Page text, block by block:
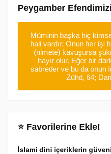
Peygamber
Müminin başka hiç
hali vardır; Onun her işi
(nimete) kavuşursa
hayır olur. Eğer bir
sabreder ve bu da onun
Zühd, 64;
⭐ Favorilerine Ekle!
İslami dini içeriklerin